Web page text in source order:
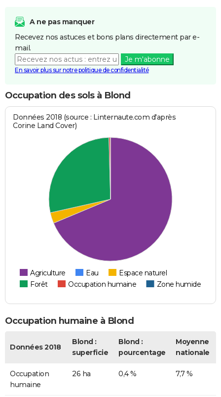
A ne pas manquer
Recevez nos astuces et bons plans directement par e-
mail.
Je m'abonne
En savoir plus sur notre politique de confidentialité
Occupation des sols à Blond
Données 2018 (source : Linternaute.com d'après
Corine Land Cover)
Agriculture Eau
Espace naturel
Forêt
Occupation humaine Zone humide
Occupation humaine à Blond
Données 2018
Blond :
superficie
Blond :
pourcentage
Moyenne
nationale
Occupation
humaine
26 ha 0,4 % 7,7 %